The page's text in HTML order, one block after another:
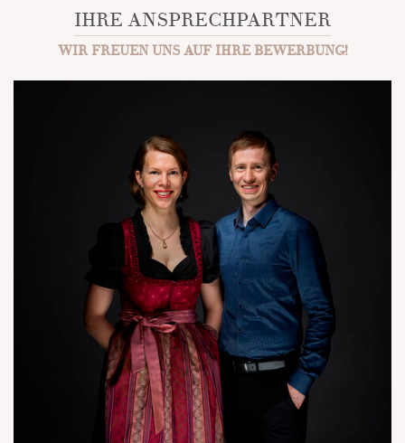
IHRE ANSPRECHPARTNER
WIR FREUEN UNS AUF IHRE BEWERBUNG!